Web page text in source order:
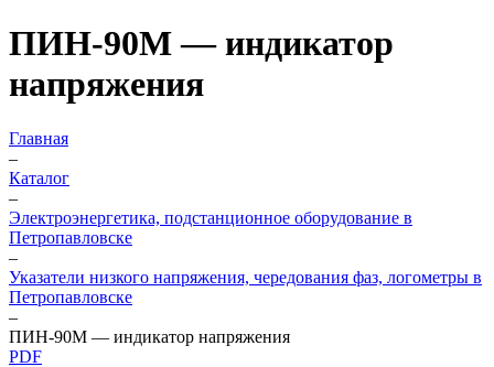
ПИН-90М — индикатор
напряжения
Главная
–
Каталог
–
Электроэнергетика, подстанционное оборудование в
Петропавловске
–
Указатели низкого напряжения, чередования фаз, логометры в
Петропавловске
–
ПИН-90М — индикатор напряжения
PDF